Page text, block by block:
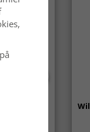
tæppet fortsat blødt
år.